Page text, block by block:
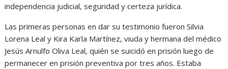
independencia judicial, seguridad y certeza jurídica.
Las primeras personas en dar su testimonio fueron Silvia
Lorena Leal y Kira Karla Martínez, viuda y hermana del médico
Jesús Arnulfo Oliva Leal, quién se suicidó en prisión luego de
permanecer en prisión preventiva por tres años. Estaba